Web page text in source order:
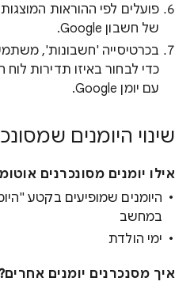
פועלים לפי ההוראות
של חשבון Google.
בכרטיסייה 'חשבונות',
עם יומן Google.
שינוי היומנים
אילו יומנים מסונכרנים
במחשב
ימי הולדת
איך מסנכרנים יומנים